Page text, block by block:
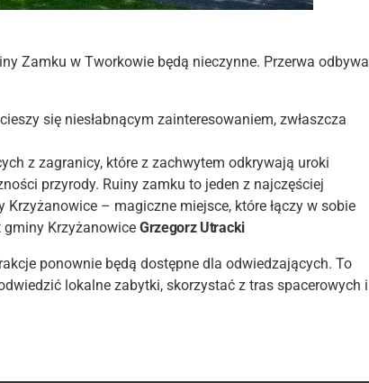
Zamku w Tworkowie będą nieczynne. Przerwa odbywa
się niesłabnącym zainteresowaniem, zwłaszcza
z zagranicy, które z zachwytem odkrywają uroki
przyrody. Ruiny zamku to jeden z najczęściej
– magiczne miejsce, które łączy w sobie
Krzyżanowice Grzegorz Utracki
ponownie będą dostępne dla odwiedzających. To
lokalne zabytki, skorzystać z tras spacerowych i